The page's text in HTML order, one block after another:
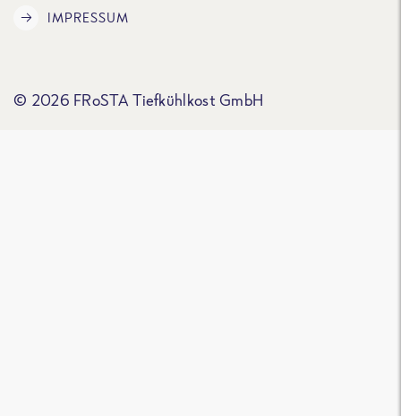
IMPRESSUM
© 2026 FRoSTA Tiefkühlkost GmbH